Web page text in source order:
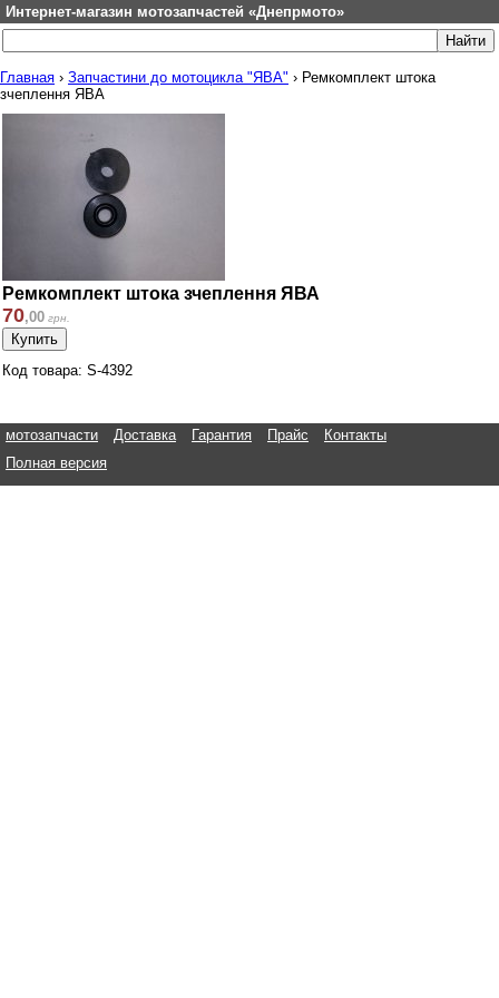
Интернет-магазин мотозапчастей «Днепрмото»
Главная › Запчастини до мотоцикла "ЯВА" › Ремкомплект штока
зчеплення ЯВА
Ремкомплект штока зчеплення ЯВА
70,00 грн.
Код товара: S-4392
мотозапчасти Доставка Гарантия Прайс
Контакты
Полная версия